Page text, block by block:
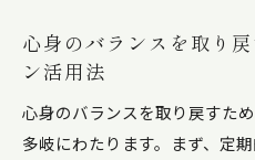
心身のバランスを取り
ン活用法
心身のバランスを取り戻すた
多岐にわたります。まず、定